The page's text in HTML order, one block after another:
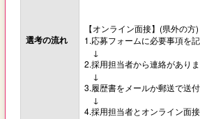
選考の流れ
【オンライン面接】(県外の方)
1.応募フォームに必要事項を
↓
2.採用担当者から連絡がありま
↓
3.履歴書をメールか郵送で送
↓
4.採用担当者とオンライン面